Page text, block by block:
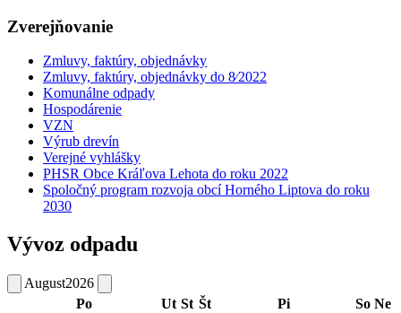
Zverejňovanie
Zmluvy, faktúry, objednávky
Zmluvy, faktúry, objednávky do 8⁄2022
Komunálne odpady
Hospodárenie
VZN
Výrub drevín
Verejné vyhlášky
PHSR Obce Kráľova Lehota do roku 2022
Spoločný program rozvoja obcí Horného Liptova do roku
2030
Vývoz odpadu
August2026
Po
Ut St Št Pi So Ne